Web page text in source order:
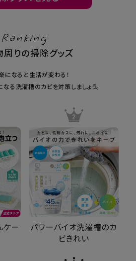
Ranking
りの掃除グッズ
になると生活が変わる！
る洗濯槽のカビを対策しましょう。
ケー
パワーバイオ洗濯槽のカ
ビきれい